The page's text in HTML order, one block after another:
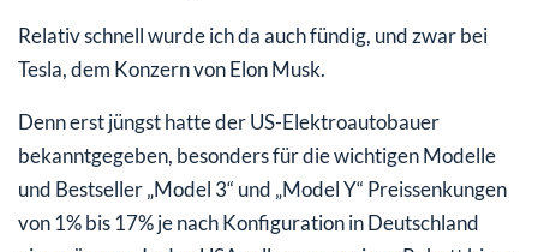
Relativ schnell wurde ich da auch fündig, und zwar bei
Tesla, dem Konzern von Elon Musk.
Denn erst jüngst hatte der US-Elektroautobauer
bekanntgegeben, besonders für die wichtigen Modelle
und Bestseller „Model 3“ und „Model Y“ Preissenkungen
von 1% bis 17% je nach Konfiguration in Deutschland